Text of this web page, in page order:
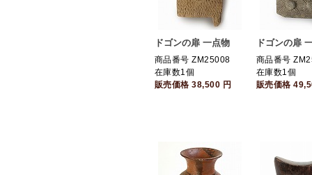
ドゴンの扉 一点物
商品番号 ZM25008
在庫数1個
販売価格38,500 円
ドゴンの扉
商品番号
在庫数1個
販売価格